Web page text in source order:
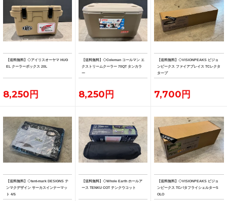
【送料無料】◇アイリスオーヤマ HUG
EL クーラーボックス 20L
8,250円
【送料無料】◇Coleman コールマン エ
クストリームクーラー 70QT タンカラ
ー
8,250円
【送料無料】◇VISIONPEAKS ビジョ
ンピークス ファイアプレイス TCレクタ
タープ
7,700円
【送料無料】◇tent-mark DESIGNS テ
ンマクデザイン サーカスインナーマッ
ト 4/5
【送料無料】◇Whole Earth ホールア
ース TENKU COT テンクウコット
【送料無料】◇VISIONPEAKS ビジョ
ンピークス TCバタフライシェルターS
OLO